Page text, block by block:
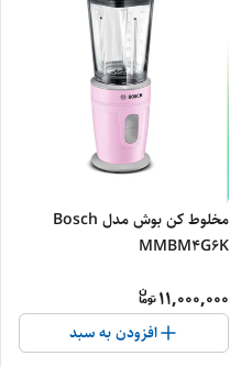
مخلوط کن بوش مدل Bosch
MMBM4G6K
11,000,000
افزودن به سبد